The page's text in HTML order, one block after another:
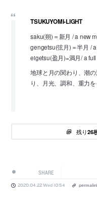
TSUKUYOMI-LIGHT
saku(朔)＝新月 / a new
gengetsu(弦月)＝半月 /
eigetsu(盈月)=満月/ a
地球と月の関わり、潮
り、月光、調和、重力
残り26
SHARE
2020.04.22 Wed 10:54